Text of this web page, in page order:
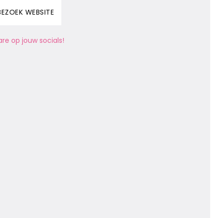
WEBSITE
op jouw socials!